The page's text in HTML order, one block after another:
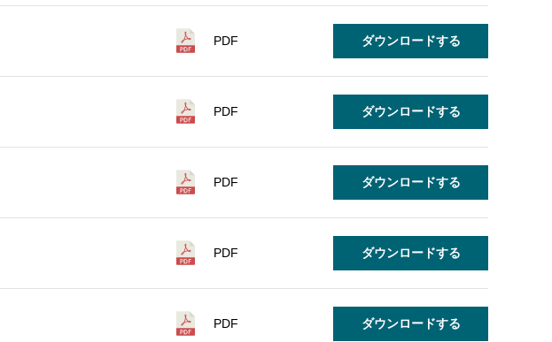
PDF ダウンロードする
PDF ダウンロードする
PDF ダウンロードする
PDF ダウンロードする
PDF ダウンロードする